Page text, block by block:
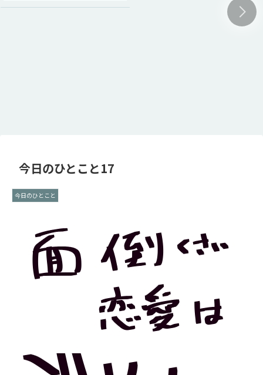
今日のひとこと17
今日のひとこと